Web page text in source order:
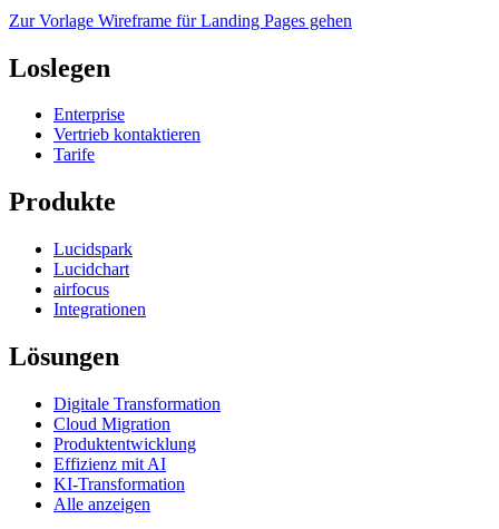
Zur Vorlage Wireframe für Landing Pages gehen
Loslegen
Enterprise
Vertrieb kontaktieren
Tarife
Produkte
Lucidspark
Lucidchart
airfocus
Integrationen
Lösungen
Digitale Transformation
Cloud Migration
Produktentwicklung
Effizienz mit AI
KI-Transformation
Alle anzeigen